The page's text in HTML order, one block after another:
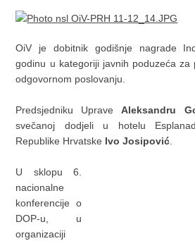
OiV je dobitnik godišnje nagrade
godinu u kategoriji javnih poduzeća za
odgovornom poslovanju.
Predsjedniku UpraveAleksandru
svečanoj dodjeli u hotelu
Republike Hrvatske Ivo Josipović.
U sklopu 6.
nacionalne
konferencije o
DOP-u, u
organizaciji